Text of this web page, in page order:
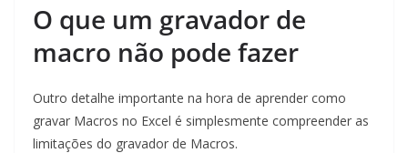
O que um gravador de
macro não pode fazer
Outro detalhe importante na hora de aprender como
gravar Macros no Excel é simplesmente compreender as
limitações do gravador de Macros.